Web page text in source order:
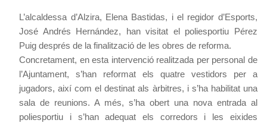
L’alcaldessa d’Alzira, Elena Bastidas, i el regidor d’Esports,
José Andrés Hernández, han visitat el poliesportiu Pérez
Puig després de la finalització de les obres de reforma.
Concretament, en esta intervenció realitzada per personal de
l’Ajuntament, s’han reformat els quatre vestidors per a
jugadors, així com el destinat als àrbitres, i s’ha habilitat una
sala de reunions. A més, s’ha obert una nova entrada al
poliesportiu i s’han adequat els corredors i les eixides